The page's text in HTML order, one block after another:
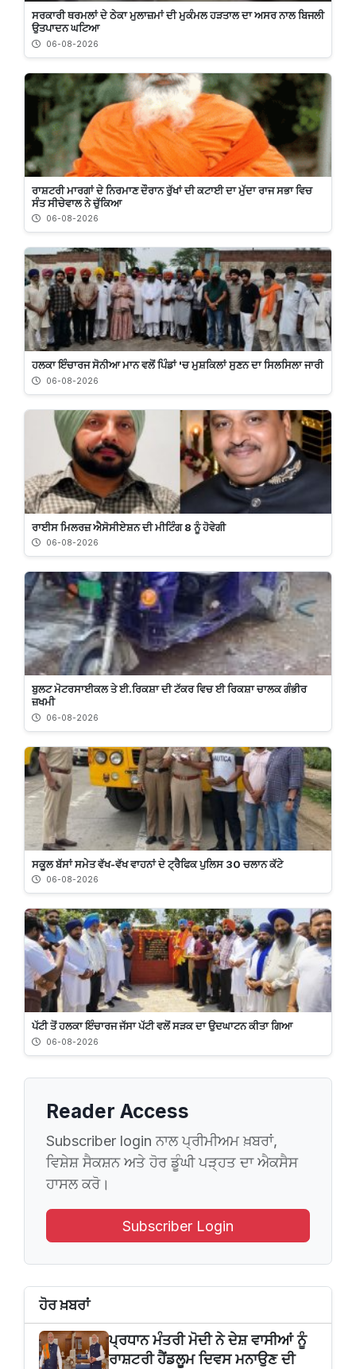
ਸਰਕਾਰੀ ਥਰਮਲਾਂ ਦੇ ਠੇਕਾ ਮੁਲਾਜ਼ਮਾਂ ਦੀ ਮੁਕੰਮਲ ਹੜਤਾਲ ਦਾ ਅਸਰ ਨਾਲ ਬਿਜਲੀ
ਉਤਪਾਦਨ ਘਟਿਆ
06-08-2026
ਰਾਸ਼ਟਰੀ ਮਾਰਗਾਂ ਦੇ ਨਿਰਮਾਣ ਦੌਰਾਨ ਰੁੱਖਾਂ ਦੀ ਕਟਾਈ ਦਾ ਮੁੱਦਾ ਰਾਜ ਸਭਾ ਵਿਚ
ਸੰਤ ਸੀਚੇਵਾਲ ਨੇ ਚੁੱਕਿਆ
06-08-2026
ਹਲਕਾ ਇੰਚਾਰਜ ਸੋਨੀਆ ਮਾਨ ਵਲੋਂ ਪਿੰਡਾਂ 'ਚ ਮੁਸ਼ਕਿਲਾਂ ਸੁਣਨ ਦਾ ਸਿਲਸਿਲਾ ਜਾਰੀ
06-08-2026
ਰਾਈਸ ਮਿਲਰਜ਼ ਐਸੋਸੀਏਸ਼ਨ ਦੀ ਮੀਟਿੰਗ 8 ਨੂੰ ਹੋਵੇਗੀ
06-08-2026
ਬੁਲਟ ਮੋਟਰਸਾਈਕਲ ਤੇ ਈ.ਰਿਕਸ਼ਾ ਦੀ ਟੱਕਰ ਵਿਚ ਈ ਰਿਕਸ਼ਾ ਚਾਲਕ ਗੰਭੀਰ
ਜ਼ਖਮੀ
06-08-2026
ਸਕੂਲ ਬੱਸਾਂ ਸਮੇਤ ਵੱਖ-ਵੱਖ ਵਾਹਨਾਂ ਦੇ ਟ੍ਰੈਫਿਕ ਪੁਲਿਸ 30 ਚਲਾਨ ਕੱਟੇ
06-08-2026
ਪੱਟੀ ਤੋਂ ਹਲਕਾ ਇੰਚਾਰਜ ਜੱਸਾ ਪੱਟੀ ਵਲੋਂ ਸੜਕ ਦਾ ਉਦਘਾਟਨ ਕੀਤਾ ਗਿਆ
06-08-2026
Reader Access
Subscriber login ਨਾਲ ਪ੍ਰੀਮੀਅਮ ਖ਼ਬਰਾਂ,
ਵਿਸ਼ੇਸ਼ ਸੈਕਸ਼ਨ ਅਤੇ ਹੋਰ ਡੂੰਘੀ ਪੜ੍ਹਤ ਦਾ ਐਕਸੈਸ
ਹਾਸਲ ਕਰੋ।
Subscriber Login
ਹੋਰ ਖ਼ਬਰਾਂ
ਪ੍ਰਧਾਨ ਮੰਤਰੀ ਮੋਦੀ ਨੇ ਦੇਸ਼ ਵਾਸੀਆਂ ਨੂੰ
ਰਾਸ਼ਟਰੀ ਹੈਂਡਲੂਮ ਦਿਵਸ ਮਨਾਉਣ ਦੀ